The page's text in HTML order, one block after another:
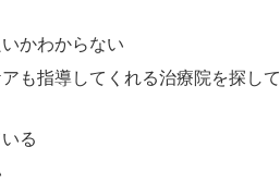
かわからない
も指導してくれる治療院を探して
る